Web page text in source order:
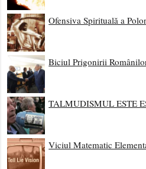
Ofensiva Spirituală a
Biciul Prigonirii
TALMUDISMUL ESTE
Viciul Matematic